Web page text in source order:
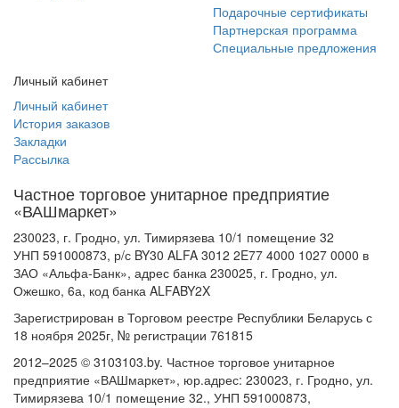
Подарочные сертификаты
Партнерская программа
Специальные предложения
Личный кабинет
Личный кабинет
История заказов
Закладки
Рассылка
Частное торговое унитарное предприятие
«ВАШмаркет»
230023, г. Гродно, ул. Тимирязева 10/1 помещение 32
УНП 591000873, р/с BY30 ALFA 3012 2E77 4000 1027 0000 в
ЗАО «Альфа-Банк», адрес банка 230025, г. Гродно, ул.
Ожешко, 6а, код банка ALFABY2X
Зарегистрирован в Торговом реестре Республики Беларусь с
18 ноября 2025г, № регистрации 761815
2012–2025 © 3103103.by. Частное торговое унитарное
предприятие «ВАШмаркет», юр.адрес: 230023, г. Гродно, ул.
Тимирязева 10/1 помещение 32., УНП 591000873,